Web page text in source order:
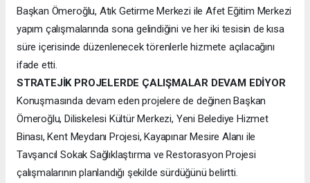
Başkan Ömeroğlu, Atık Getirme Merkezi ile Afet Eğitim Merkezi
yapım çalışmalarında sona gelindiğini ve her iki tesisin de kısa
süre içerisinde düzenlenecek törenlerle hizmete açılacağını
ifade etti.
STRATEJİK PROJELERDE ÇALIŞMALAR DEVAM EDİYOR
Konuşmasında devam eden projelere de değinen Başkan
Ömeroğlu, Diliskelesi Kültür Merkezi, Yeni Belediye Hizmet
Binası, Kent Meydanı Projesi, Kayapınar Mesire Alanı ile
Tavşancıl Sokak Sağlıklaştırma ve Restorasyon Projesi
çalışmalarının planlandığı şekilde sürdüğünü belirtti.